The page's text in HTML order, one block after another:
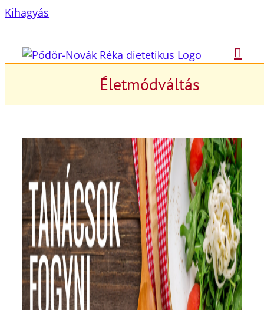
Kihagyás
Életmódváltás